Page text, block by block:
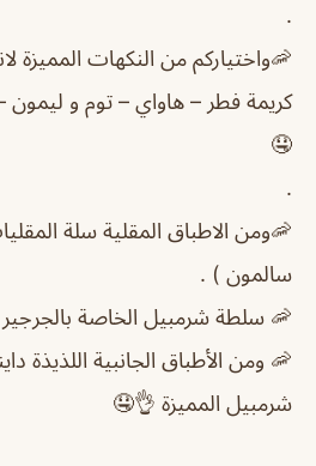
.
🦐واختياركم من النكهات المميزة
كريمة فطر – هاواي – توم و ليمون
🤤
.
🦐ومن الاطباق المقلية سلة
سالمون ) .
🦐 سلطة شرمبيل الخاصة
🦐 ومن الأطباق الجانبية
شرمبيل المميزة 👌🤤